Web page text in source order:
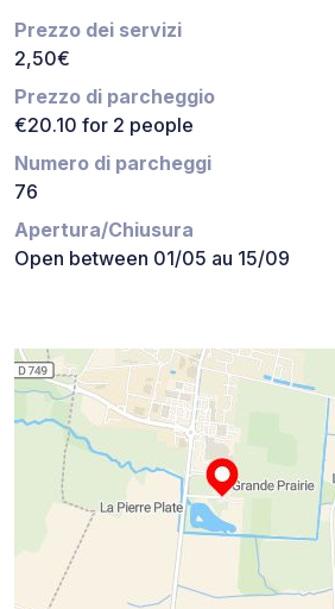
Prezzo dei servizi
2,50€
Prezzo di parcheggio
€20.10 for 2 people
Numero di parcheggi
76
Apertura/Chiusura
Open between 01/05 au 15/09